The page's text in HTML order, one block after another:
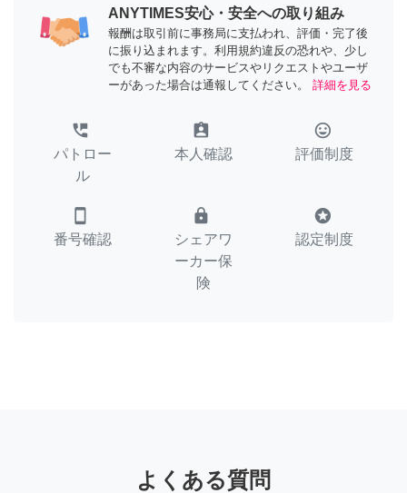
ANYTIMES安心・安全への取り組み
報酬は取引前に事務局に支払われ、評価・完了後
に振り込まれます。利用規約違反の恐れや、少し
でも不審な内容のサービスやリクエストやユーザ
ーがあった場合は通報してください。
詳細を見る
perm_phone_msg
パトロー
ル
assignment_ind
本人確認
tag_faces
評価制度
smartphone
番号確認
lock
シェアワ
ーカー保
険
stars
認定制度
よくある質問